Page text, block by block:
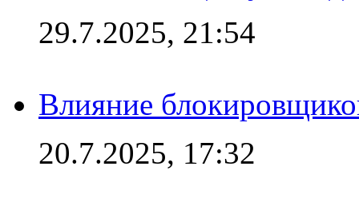
29.7.2025, 21:54
Влияние
20.7.2025, 17:32